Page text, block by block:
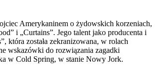
Amerykaninem o żydowskich korzeniach,
i „Curtains”. Jego talent jako producenta i
która została zekranizowana, w rolach
wskazówki do rozwiązania zagadki
w Cold Spring, w stanie Nowy Jork.